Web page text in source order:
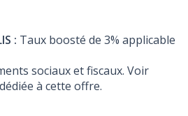
: Taux boosté de 3% applicable
sociaux et fiscaux. Voir
à cette offre.